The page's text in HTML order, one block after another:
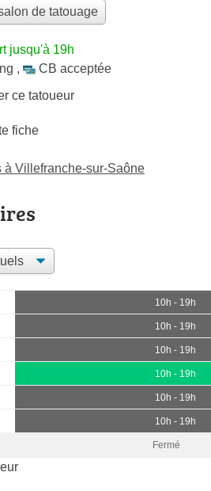
de tatouage
jusqu'à 19h
,
CB acceptée
ce tatoueur
fiche
à Villefranche-sur-Saône
10h - 19h
10h - 19h
10h - 19h
10h - 19h
10h - 19h
10h - 19h
Fermé